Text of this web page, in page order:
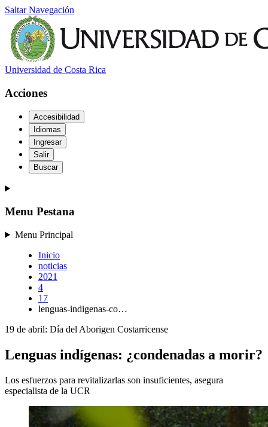
Saltar Navegación
Universidad de Costa Rica
Acciones
Accesibilidad
Idiomas
Ingresar
Salir
Buscar
Menu Pestana
Menu Principal
Inicio
noticias
2021
4
17
lenguas-indigenas-co…
19 de abril: Día del Aborigen Costarricense
Lenguas indígenas: ¿condenadas a morir?
Los esfuerzos para revitalizarlas son insuficientes, asegura
especialista de la UCR